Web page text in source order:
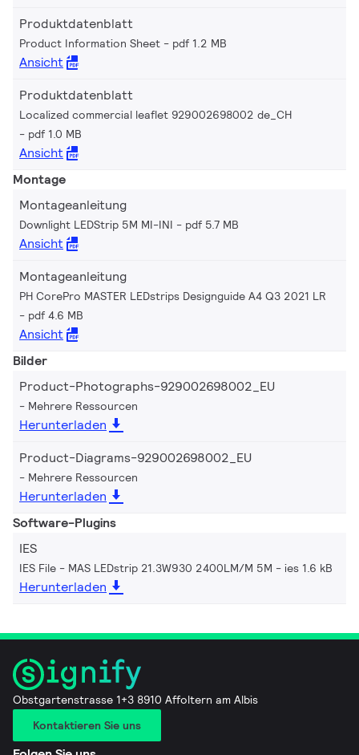
Produktdatenblatt
Product Information Sheet pdf 1.2 MB
Ansicht
Produktdatenblatt
Localized commercial leaflet 929002698002 de_CH
pdf 1.0 MB
Ansicht
Montage
Montageanleitung
Downlight LEDStrip 5M MI-INI pdf 5.7 MB
Ansicht
Montageanleitung
PH CorePro MASTER LEDstrips Designguide A4 Q3 2021 LR
pdf 4.6 MB
Ansicht
Bilder
Product-Photographs-929002698002_EU
Mehrere Ressourcen
Herunterladen
Product-Diagrams-929002698002_EU
Mehrere Ressourcen
Herunterladen
Software-Plugins
IES
IES File - MAS LEDstrip 21.3W930 2400LM/M 5M ies 1.6 kB
Herunterladen
Obstgartenstrasse 1+3 8910 Affoltern am Albis
Kontaktieren Sie uns